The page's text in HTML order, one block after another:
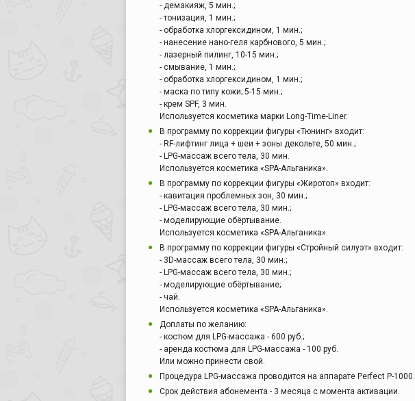
- демакияж, 5 мин.;
- тонизация, 1 мин.;
- обработка хлоргексидином, 1 мин.;
- нанесение нано-геля карбнового, 5 мин.;
- лазерный пилинг, 10-15 мин.;
- смывание, 1 мин.;
- обработка хлоргексидином, 1 мин.;
- маска по типу кожи; 5-15 мин.;
- крем SPF, 3 мин.
Используется косметика марки Long-Time-Liner.
В программу по коррекции фигуры «Тюнинг» входит:
- RF-лифтинг лица + шеи + зоны декольте, 50 мин.;
- LPG-массаж всего тела, 30 мин.
Используется косметика «SPA-Альганика».
В программу по коррекции фигуры «Жиротоп» входит:
- кавитация проблемных зон, 30 мин.;
- LPG-массаж всего тела, 30 мин.;
- моделирующие обёртывание.
Используется косметика «SPA-Альганика».
В программу по коррекции фигуры «Стройный силуэт» входит:
- 3D-массаж всего тела, 30 мин.;
- LPG-массаж всего тела, 30 мин.;
- моделирующие обёртывание;
- чай.
Используется косметика «SPA-Альганика».
Доплаты по желанию:
- костюм для LPG-массажа - 600 руб.;
- аренда костюма для LPG-массажа - 100 руб.
Или можно принести свой.
Процедура LPG-массажа проводится на аппарате Perfect Р-1000.
Срок действия абонемента - 3 месяца с момента активации.